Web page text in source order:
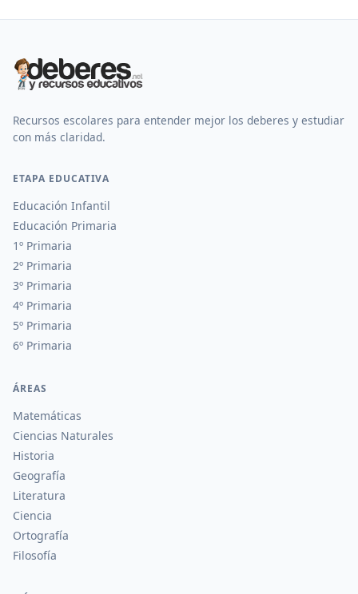
Recursos escolares para entender mejor los deberes y estudiar
con más claridad.
ETAPA EDUCATIVA
Educación Infantil
Educación Primaria
1º Primaria
2º Primaria
3º Primaria
4º Primaria
5º Primaria
6º Primaria
ÁREAS
Matemáticas
Ciencias Naturales
Historia
Geografía
Literatura
Ciencia
Ortografía
Filosofía